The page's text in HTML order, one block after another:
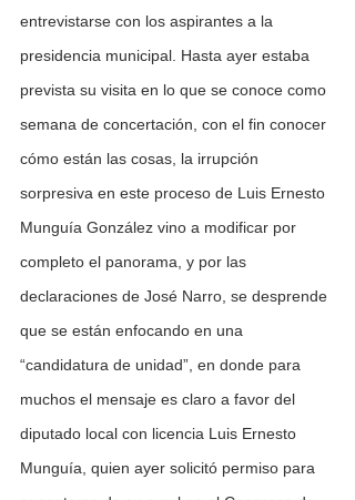
entrevistarse con los aspirantes a la
presidencia municipal. Hasta ayer estaba
prevista su visita en lo que se conoce como
semana de concertación, con el fin conocer
cómo están las cosas, la irrupción
sorpresiva en este proceso de Luis Ernesto
Munguía González vino a modificar por
completo el panorama, y por las
declaraciones de José Narro, se desprende
que se están enfocando en una
“candidatura de unidad”, en donde para
muchos el mensaje es claro a favor del
diputado local con licencia Luis Ernesto
Munguía, quien ayer solicitó permiso para